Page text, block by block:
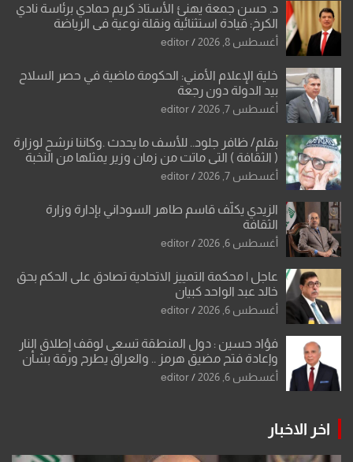
د. حسن جمعة يهنئ الأستاذ كريم حمادي برئاسة نادي
الكرخ: قيادة استثنائية ونقلة نوعية في الرياضة
العراقية
أغسطس 8, 2026 editor
خلية الإعلام الأمني: الحكومة ماضية في حصر السلاح
بيد الدولة دون رجعة
أغسطس 7, 2026 editor
بقلم/ ظافر جلود.. للأسف ما يحدث .وكاننا نرشح لوزارة
( الثقافة ) التي ماتت من زمان وزير يمثلها من النخبة
والإرث العظيم للثقافة العراقية..
أغسطس 7, 2026 editor
الزيدي يكلّف قاسم طاهر السوداني بإدارة وزارة
الثقافة
أغسطس 6, 2026 editor
عاجل | محكمة التمييز الاتحادية تصادق على الحكم بحق
خالد عبد الواحد كبيان
أغسطس 6, 2026 editor
فؤاد حسين : دول المنطقة تسعى لوقف إطلاق النار
وإعادة فتح مضيق هرمز .. والعراق يطرح ورقة بشأن
تحولات القدس
أغسطس 6, 2026 editor
اخر الاخبار